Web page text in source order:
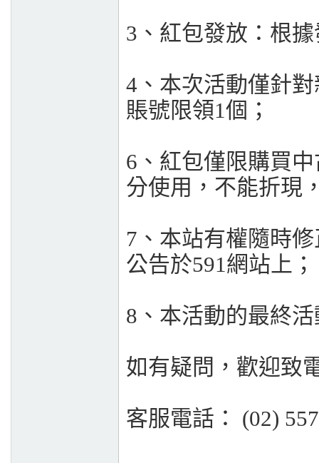
3、紅包發放：根
4、本次活動僅針
賬號限領1個；
6、紅包僅限購買
分使用，不能折現
7、本站有權隨時
公告於591網站上；
8、本活動的最終
如有疑問，歡迎致
客服電話： (02)